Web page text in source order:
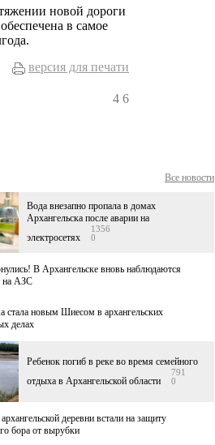
новой дороги
в самое
версия для печати
4 6
Все новости
Вода внезапно пропала в домах
Архангельска после аварии на
электросетях
1356
0
В Архангельске вновь наблюдаются
на АЗС
стала новым Шиесом в архангельских
делах
Ребенок погиб в реке во время семейного
отдыха в Архангельской области
791
0
деревни встали на защиту
бора от вырубки